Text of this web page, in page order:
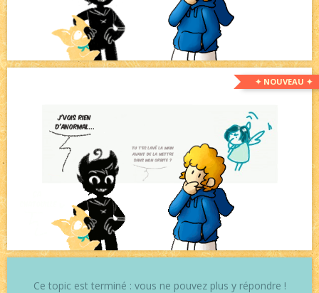
✦ NOUVEAU ✦
Ce topic est terminé : vous ne pouvez plus y répondre !